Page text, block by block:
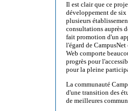
Il est clair que ce
développement de six
plusieurs
consultations auprès
fait promotion d'un
l'égard de CampusNet
Web comporte
progrès pour
pour la pleine
La communauté
d'une transition des
de meilleures